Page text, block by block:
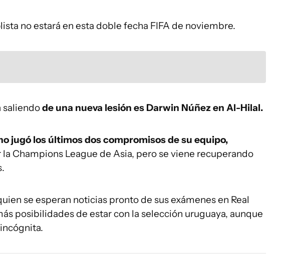
no estará en esta doble fecha FIFA de noviembre.
saliendode una nueva lesión es Darwin Núñez en Al-Hilal.
jugó los últimos dos compromisos de su equipo,
Champions League de Asia, pero se viene recuperando
se esperan noticias pronto de sus exámenes en Real
posibilidades de estar con la selección uruguaya, aunque